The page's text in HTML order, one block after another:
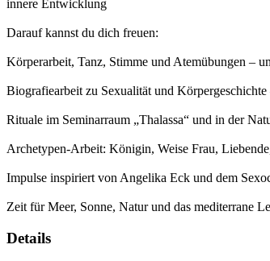
innere Entwicklung
Darauf kannst du dich freuen:
Körperarbeit, Tanz, Stimme und Atemübungen –
Biografiearbeit zu Sexualität und
Rituale im Seminarraum „Thalassa“ und in der
Archetypen-Arbeit: Königin, Weise Frau,
Impulse inspiriert von Angelika Eck und dem
Zeit für Meer, Sonne, Natur und das mediterrane
Details